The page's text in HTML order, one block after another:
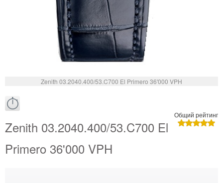
Zenith 03.2040.400/53.C700 El Primero 36'000 VPH
Общий рейтинг
Zenith 03.2040.400/53.C700 El
Primero 36'000 VPH